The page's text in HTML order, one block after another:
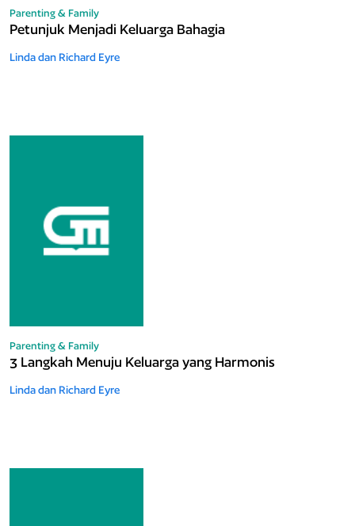
Parenting & Family
Petunjuk Menjadi Keluarga Bahagia
Linda dan Richard Eyre
Parenting & Family
3 Langkah Menuju Keluarga yang Harmonis
Linda dan Richard Eyre